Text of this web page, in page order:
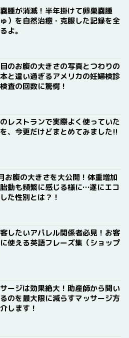
腫が消滅！半年掛けて卵巣嚢腫
ゅ）を自然治癒・克服した記録を全
よ。
のお腹の大きさの写真とつわりの
と違い過ぎるアメリカの妊婦検診
査の回数に驚愕！
レストランで実際よく使っていた
、今更だけどまとめてみました!!
お腹の大きさを大公開！体重増加
動も頻繁に感じる様に…遂にエコ
た性別とは？！
したいアパレル関係者必見！お客
使える英語フレーズ集（ショップ
ージは効果絶大！助産師から聞い
のを最大限に減らすマッサージ方
します！